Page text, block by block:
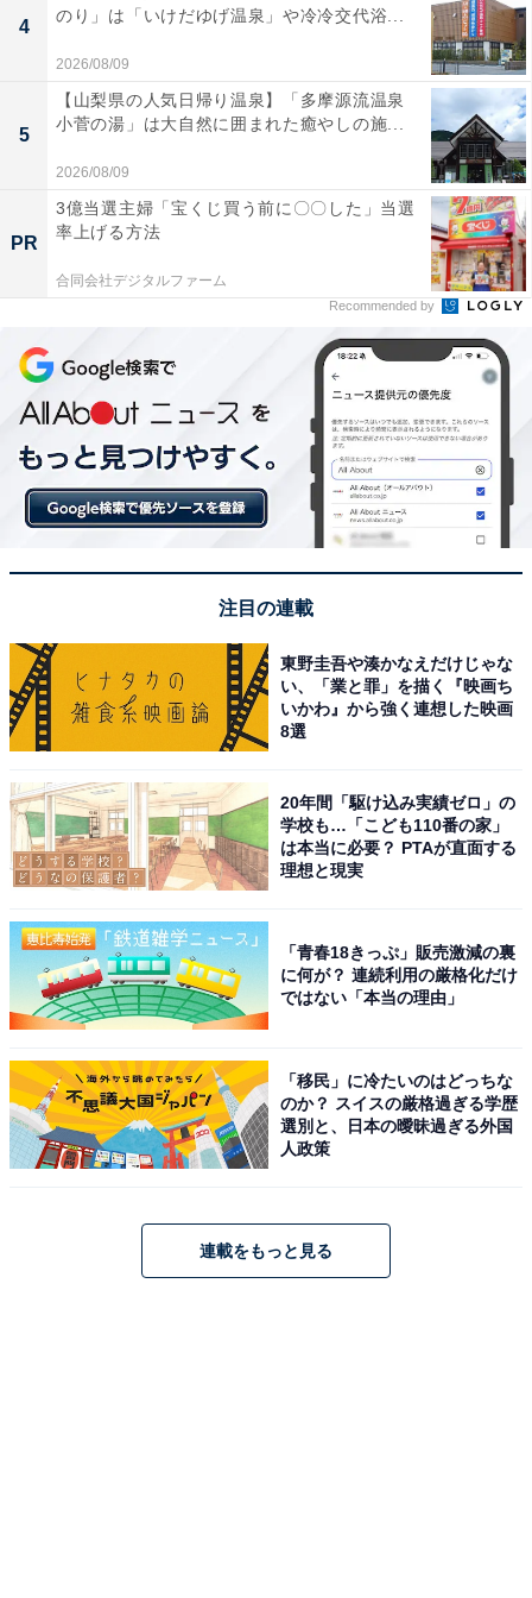
4
のり」は「いけだゆげ温泉」や冷冷交代浴...
2026/08/09
5
【山梨県の人気日帰り温泉】「多摩源流温泉
小菅の湯」は大自然に囲まれた癒やしの施...
2026/08/09
PR
3億当選主婦「宝くじ買う前に〇〇した」当選
率上げる方法
合同会社デジタルファーム
Recommended by
注目の連載
東野圭吾や湊かなえだけじゃな
い、「業と罪」を描く『映画ち
いかわ』から強く連想した映画
8選
20年間「駆け込み実績ゼロ」の
学校も…「こども110番の家」
は本当に必要？ PTAが直面する
理想と現実
「青春18きっぷ」販売激減の裏
に何が？ 連続利用の厳格化だけ
ではない「本当の理由」
「移民」に冷たいのはどっちな
のか？ スイスの厳格過ぎる学歴
選別と、日本の曖昧過ぎる外国
人政策
連載をもっと見る